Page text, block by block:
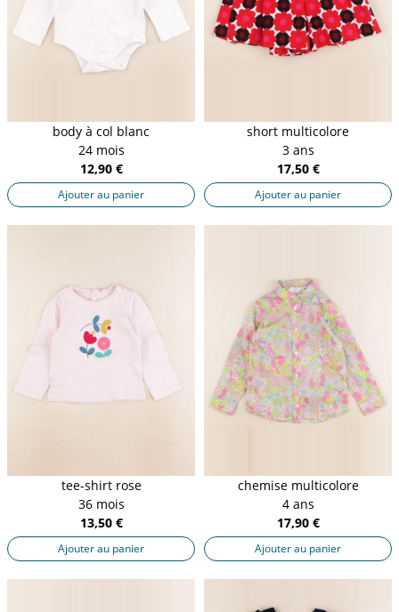
body à col blanc
24 mois
12,90 €
Ajouter au panier
short multicolore
3 ans
17,50 €
Ajouter au panier
tee-shirt rose
36 mois
13,50 €
Ajouter au panier
chemise multicolore
4 ans
17,90 €
Ajouter au panier